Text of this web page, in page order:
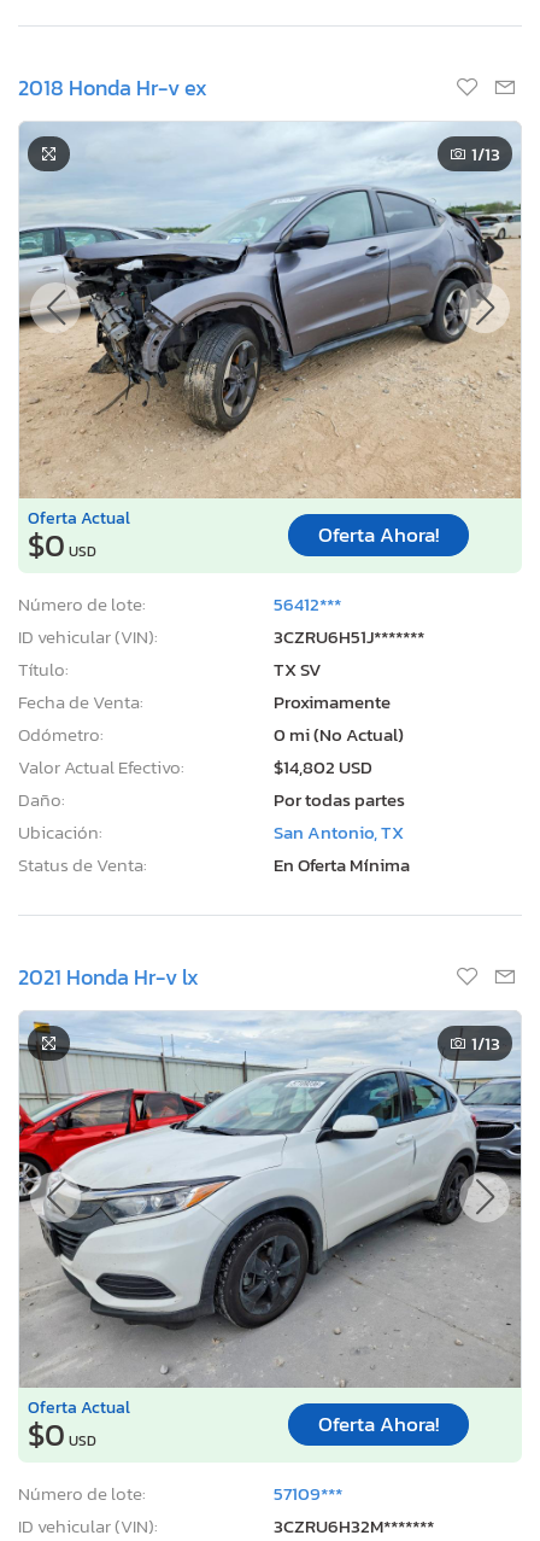
2018 Honda Hr-v ex
1/13
Oferta Actual
$0 USD
Oferta Ahora!
Número de lote:
56412***
ID vehicular (VIN):
3CZRU6H51J*******
Título:
TX SV
Fecha de Venta:
Proximamente
Odómetro:
0 mi (No Actual)
Valor Actual Efectivo:
$14,802 USD
Daño:
Por todas partes
Ubicación:
San Antonio, TX
Status de Venta:
En Oferta Mínima
2021 Honda Hr-v lx
1/13
Oferta Actual
$0 USD
Oferta Ahora!
Número de lote:
57109***
ID vehicular (VIN):
3CZRU6H32M*******